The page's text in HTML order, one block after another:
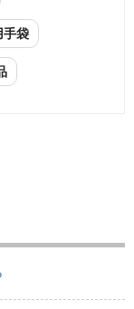
手袋
ルーム対策用品